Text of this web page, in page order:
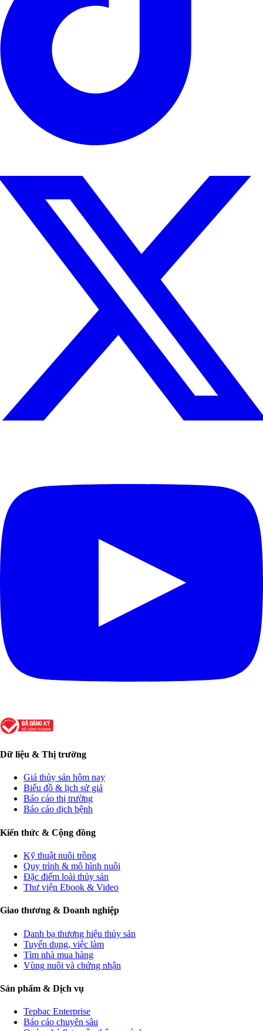
Dữ liệu & Thị trường
Giá thủy sản hôm nay
Biểu đồ & lịch sử giá
Báo cáo thị trường
Báo cáo dịch bệnh
Kiến thức & Cộng đồng
Kỹ thuật nuôi trồng
Quy trình & mô hình nuôi
Đặc điểm loài thủy sản
Thư viện Ebook & Video
Giao thương & Doanh nghiệp
Danh bạ thương hiệu thủy sản
Tuyển dụng, việc làm
Tìm nhà mua hàng
Vùng nuôi và chứng nhận
Sản phẩm & Dịch vụ
Tepbac Enterprise
Báo cáo chuyên sâu